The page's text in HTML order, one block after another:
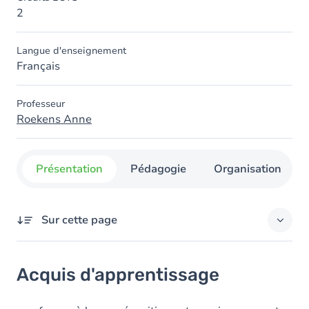
2
Langue d'enseignement
Français
Professeur
Roekens Anne
Présentation Pédagogie Organisation
Sur cette page
Objectifs
Acquis d'apprentissage